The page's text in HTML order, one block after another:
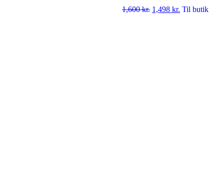
1,600kr. 1,498 kr. Til butik